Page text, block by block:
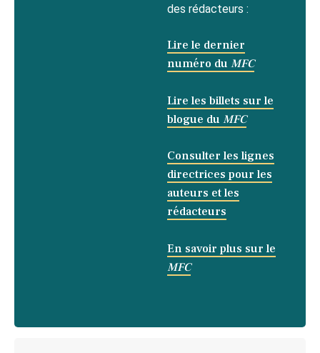
des rédacteurs :
Lire le dernier
numéro du MFC
Lire les billets sur le
blogue du MFC
Consulter les lignes
directrices pour les
auteurs et les
rédacteurs
En savoir plus sur le
MFC